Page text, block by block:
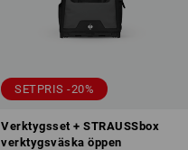
SETPRIS -20%
Verktygsset + STRAUSSbox
verktygsväska öppen